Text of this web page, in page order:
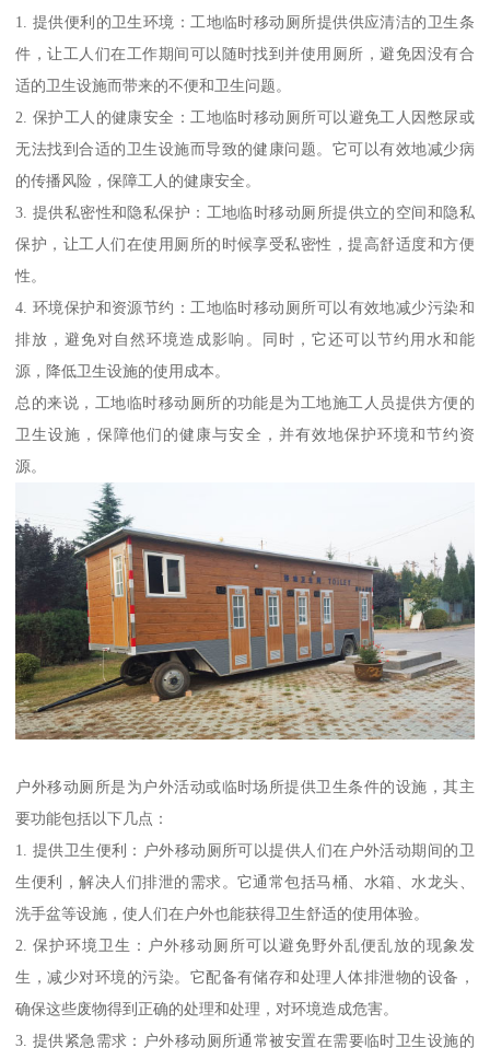
1. 提供便利的卫生环境：工地临时移动厕所提供供应清洁的卫生条
件，让工人们在工作期间可以随时找到并使用厕所，避免因没有合
适的卫生设施而带来的不便和卫生问题。
2. 保护工人的健康安全：工地临时移动厕所可以避免工人因憋尿或
无法找到合适的卫生设施而导致的健康问题。它可以有效地减少病
的传播风险，保障工人的健康安全。
3. 提供私密性和隐私保护：工地临时移动厕所提供立的空间和隐私
保护，让工人们在使用厕所的时候享受私密性，提高舒适度和方便
性。
4. 环境保护和资源节约：工地临时移动厕所可以有效地减少污染和
排放，避免对自然环境造成影响。同时，它还可以节约用水和能
源，降低卫生设施的使用成本。
总的来说，工地临时移动厕所的功能是为工地施工人员提供方便的
卫生设施，保障他们的健康与安全，并有效地保护环境和节约资
源。
户外移动厕所是为户外活动或临时场所提供卫生条件的设施，其主
要功能包括以下几点：
1. 提供卫生便利：户外移动厕所可以提供人们在户外活动期间的卫
生便利，解决人们排泄的需求。它通常包括马桶、水箱、水龙头、
洗手盆等设施，使人们在户外也能获得卫生舒适的使用体验。
2. 保护环境卫生：户外移动厕所可以避免野外乱便乱放的现象发
生，减少对环境的污染。它配备有储存和处理人体排泄物的设备，
确保这些废物得到正确的处理和处理，对环境造成危害。
3. 提供紧急需求：户外移动厕所通常被安置在需要临时卫生设施的